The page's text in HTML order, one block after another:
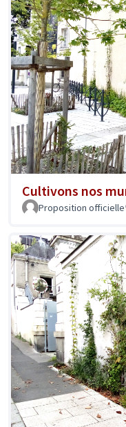
Cultivons nos
Proposition officielle